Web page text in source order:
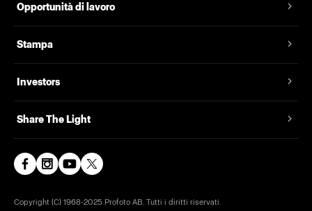
Opportunità di lavoro
Stampa
Investors
Share The Light
Copyright (C) 1968-2025 Profoto AB. Tutti i diritti riservati.